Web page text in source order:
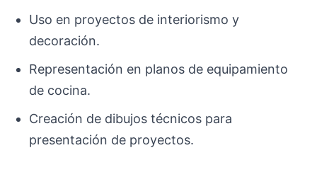
Uso en proyectos de interiorismo y
decoración.
Representación en planos de equipamiento
de cocina.
Creación de dibujos técnicos para
presentación de proyectos.